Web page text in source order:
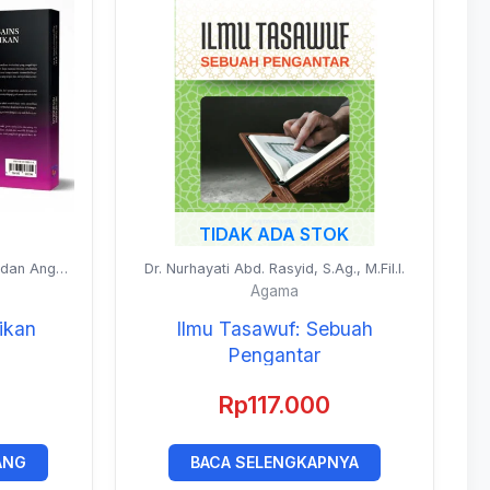
Anggi
TIDAK ADA STOK
Dr. Nurhayati Abd. Rasyid, S.Ag., M.Fil.I.
Agama
Ilmu Tasawuf: Sebuah
Pengantar
Rp117.000
BACA SELENGKAPNYA